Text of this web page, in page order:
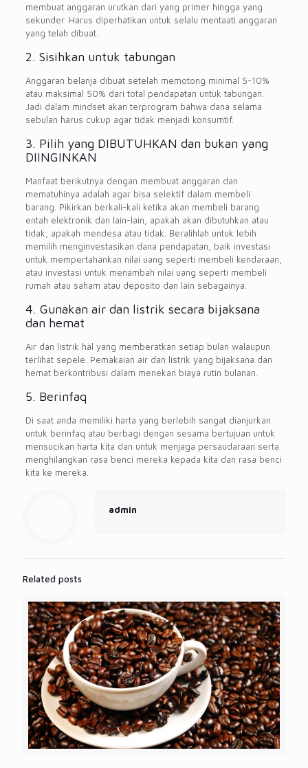
membuat anggaran urutkan dari yang primer hingga yang
sekunder. Harus diperhatikan untuk selalu mentaati anggaran
yang telah dibuat.
2. Sisihkan untuk tabungan
Anggaran belanja dibuat setelah memotong minimal 5-10%
atau maksimal 50% dari total pendapatan untuk tabungan.
Jadi dalam mindset akan terprogram bahwa dana selama
sebulan harus cukup agar tidak menjadi konsumtif.
3. Pilih yang DIBUTUHKAN dan bukan yang
DIINGINKAN
Manfaat berikutnya dengan membuat anggaran dan
mematuhinya adalah agar bisa selektif dalam membeli
barang. Pikirkan berkali-kali ketika akan membeli barang
entah elektronik dan lain-lain, apakah akan dibutuhkan atau
tidak, apakah mendesa atau tidak. Beralihlah untuk lebih
memilih menginvestasikan dana pendapatan, baik investasi
untuk mempertahankan nilai uang seperti membeli kendaraan,
atau investasi untuk menambah nilai uang seperti membeli
rumah atau saham atau deposito dan lain sebagainya.
4. Gunakan air dan listrik secara bijaksana
dan hemat
Air dan listrik hal yang memberatkan setiap bulan walaupun
terlihat sepele. Pemakaian air dan listrik yang bijaksana dan
hemat berkontribusi dalam menekan biaya rutin bulanan.
5. Berinfaq
Di saat anda memiliki harta yang berlebih sangat dianjurkan
untuk berinfaq atau berbagi dengan sesama bertujuan untuk
mensucikan harta kita dan untuk menjaga persaudaraan serta
menghilangkan rasa benci mereka kepada kita dan rasa benci
kita ke mereka.
admin
Related posts